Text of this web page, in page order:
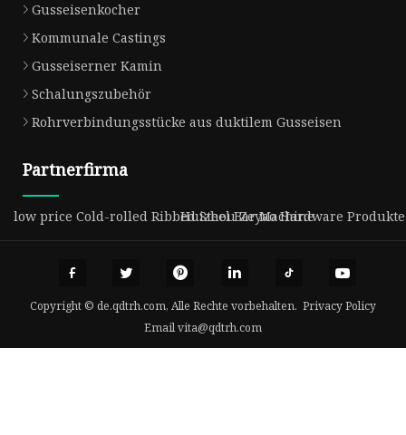
Gusseisenkocher
Kommunale Castings
Gusseiserner Kamin
Schalungszubehör
Rohrverbindungsstücke aus duktilem Gusseisen
Partnerfirma
low price Cold-rolled Ribbed Steel Bar Machine
Huizhou Zeyao Hardware Produkte
Copyright © de.qdtrh.com, Alle Rechte vorbehalten. Privacy Policy
Emailvita@qdtrh.com